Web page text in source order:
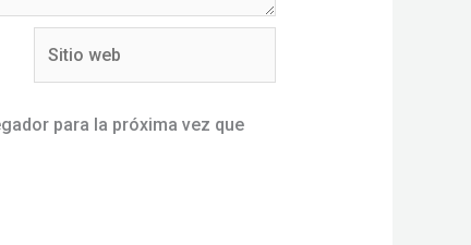
web
para la próxima vez que